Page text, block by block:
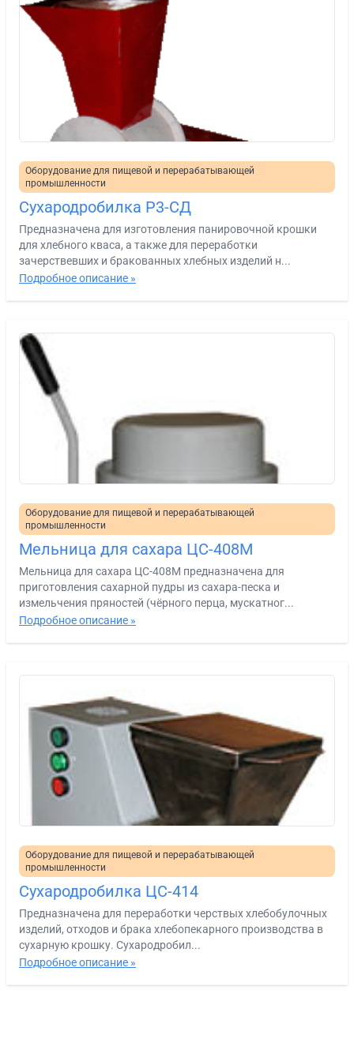
Оборудование для пищевой и перерабатывающей
промышленности
Сухародробилка Р3-СД
Предназначена для изготовления панировочной крошки
для хлебного кваса, а также для переработки
зачерствевших и бракованных хлебных изделий н...
Подробное описание »
Оборудование для пищевой и перерабатывающей
промышленности
Мельница для сахара ЦС-408М
Мельница для сахара ЦС-408М предназначена для
приготовления сахарной пудры из сахара-песка и
измельчения пряностей (чёрного перца, мускатног...
Подробное описание »
Оборудование для пищевой и перерабатывающей
промышленности
Сухародробилка ЦС-414
Предназначена для переработки черствых хлебобулочных
изделий, отходов и брака хлебопекарного производства в
сухарную крошку. Сухародробил...
Подробное описание »